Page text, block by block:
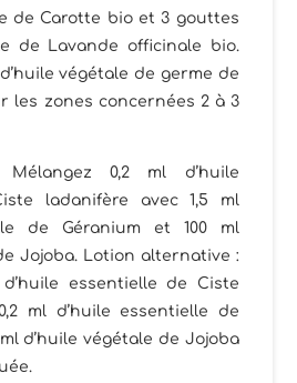
de Carotte bio et 3 gouttes
de Lavande officinale bio.
végétale de germe de
les zones concernées 2 à 3
0,2 ml d’huile
ladanifère avec 1,5 ml
de Géranium et 100 ml
Jojoba. Lotion alternative :
essentielle de Ciste
ml d’huile essentielle de
d’huile végétale de Jojoba